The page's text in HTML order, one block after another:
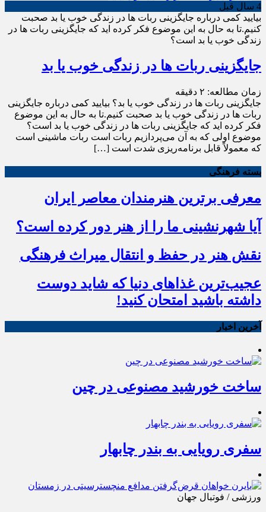
4 سال قبل
بیایید کمی درباره جایگزینی ربات ها در زندگی خوب یا بد صحبت
کنیم.تا به حال به این موضوع فکر کرده اید که جایگزینی ربات ها در
زندگی خوب یا بد است؟
جایگزینی ربات ها در زندگی خوب یا بد
زمان مطالعه: ۲ دقیقه
جایگزینی ربات ها در زندگی خوب یا بد؟ بیایید کمی درباره جایگزینی
ربات ها در زندگی خوب یا بد صحبت کنیم.تا به حال به این موضوع
فکر کرده اید که جایگزینی ربات ها در زندگی خوب یا بد است؟
موضوع اولی که به آن می‌پردازیم ربات است ربات ماشینی است
که معمولاً قابل برنامه‌ریزی شدت است […]
بسته فرهنگی
معرفی برترین هنرمندان معاصر ایران
آیا شهرنشینی ما را از هنر دور کرده است؟
نقش هنر در حفظ و انتقال میراث فرهنگی
عجیب‌ترین غذاهای دنیا که شاید دوست
داشته باشید امتحان کنید!
آخرین اخبار
ساخت خورشید مصنوعی در چین
سفری رویایی به بندر چابهار
ورزشی / فوتبال جهان